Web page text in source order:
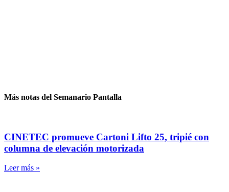
Más notas del Semanario Pantalla
CINETEC promueve Cartoni Lifto 25, tripié con
columna de elevación motorizada
Leer más »